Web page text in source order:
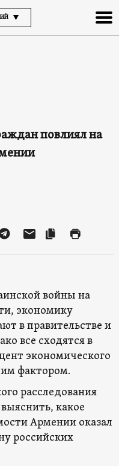
повлиял на
войны на
экономику
в правительстве и
все сходятся в
экономического
фактором.
расследования
какое
Армении оказал
российских